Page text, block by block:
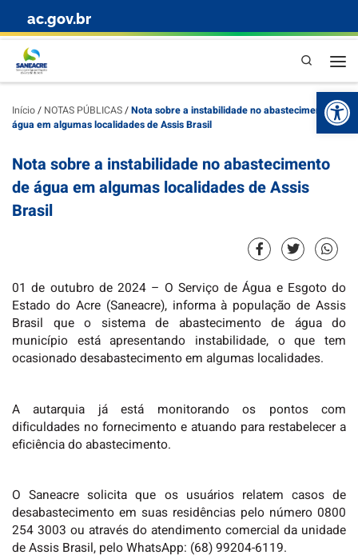
Skip to content
ac.gov.br
Pesquisa
Início/ NOTAS PÚBLICAS/Nota sobre a instabilidade no abastecimento de
água em algumas localidades de Assis Brasil
Nota sobre a instabilidade no abastecimento
de água em algumas localidades de Assis
Brasil
01 de outubro de 2024 – O Serviço de Água e Esgoto do
Estado do Acre (Saneacre), informa à população de Assis
Brasil que o sistema de abastecimento de água do
município está apresentando instabilidade, o que tem
ocasionado desabastecimento em algumas localidades.
A autarquia já está monitorando os pontos com
dificuldades no fornecimento e atuando para restabelecer a
eficiência do abastecimento.
O Saneacre solicita que os usuários relatem casos de
desabastecimento em suas residências pelo número 0800
254 3003 ou através do atendimento comercial da unidade
de Assis Brasil, pelo WhatsApp: (68) 99204-6119.